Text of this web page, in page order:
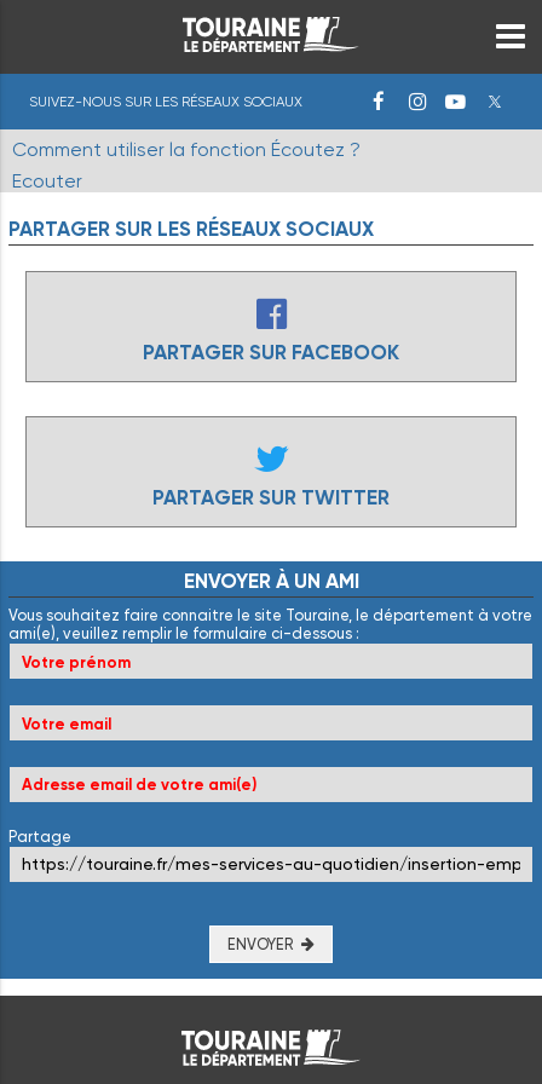
SUIVEZ-NOUS SUR LES RÉSEAUX SOCIAUX
Comment utiliser la fonction Écoutez ?
Ecouter
PARTAGER SUR LES RÉSEAUX SOCIAUX
PARTAGER SUR FACEBOOK
PARTAGER SUR TWITTER
ENVOYER À UN AMI
Vous souhaitez faire connaitre le site Touraine, le département à votre
ami(e), veuillez remplir le formulaire ci-dessous :
Partage
ENVOYER